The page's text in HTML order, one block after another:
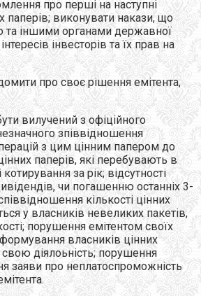
про перші на наступні
паперів; виконувати накази, що
та іншими органами державної
інвесторів та їх прав на
про своє рішення емітента,
вилучений з офіційного
зпіввідношення
з цим цінним папером до
паперів, які перебувають в
котирування за рік; відсутності
чи погашенню останніх 3-
кількості цінних
у власників невеликих пакетів,
порушення емітентом своїх
власників цінних
свою діялоьність; порушення
заяви про неплатоспроможність